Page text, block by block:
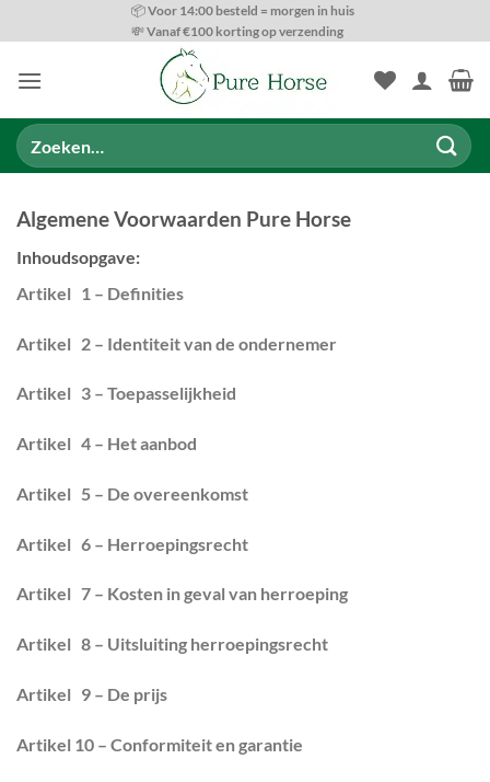
naar
📦 Voor 14:00 besteld = morgen in huis
💸 Vanaf €100 korting op verzending
Zoeken
naar:
Algemene Voorwaarden Pure Horse
Inhoudsopgave:
Artikel 1 – Definities
Artikel 2 – Identiteit van de ondernemer
Artikel 3 – Toepasselijkheid
Artikel 4 – Het aanbod
Artikel 5 – De overeenkomst
Artikel 6 – Herroepingsrecht
Artikel 7 – Kosten in geval van herroeping
Artikel 8 – Uitsluiting herroepingsrecht
Artikel 9 – De prijs
Artikel 10 – Conformiteit en garantie